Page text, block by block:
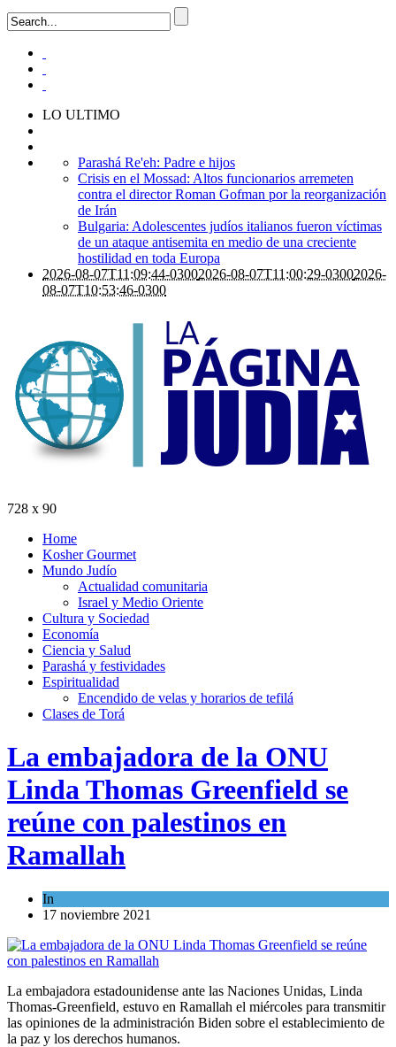
LO ULTIMO
Parashá Re'eh: Padre e hijos
Crisis en el Mossad: Altos funcionarios arremeten
contra el director Roman Gofman por la reorganización
de Irán
Bulgaria: Adolescentes judíos italianos fueron víctimas
de un ataque antisemita en medio de una creciente
hostilidad en toda Europa
2026-08-07T11:09:44-03002026-08-07T11:00:29-03002026-
08-07T10:53:46-0300
728 x 90
Home
Kosher Gourmet
Mundo Judío
Actualidad comunitaria
Israel y Medio Oriente
Cultura y Sociedad
Economía
Ciencia y Salud
Parashá y festividades
Espiritualidad
Encendido de velas y horarios de tefilá
Clases de Torá
La embajadora de la ONU
Linda Thomas Greenfield se
reúne con palestinos en
Ramallah
In
17 noviembre 2021
La embajadora estadounidense ante las Naciones Unidas, Linda
Thomas-Greenfield, estuvo en Ramallah el miércoles para transmitir
las opiniones de la administración Biden sobre el establecimiento de
la paz y los derechos humanos.